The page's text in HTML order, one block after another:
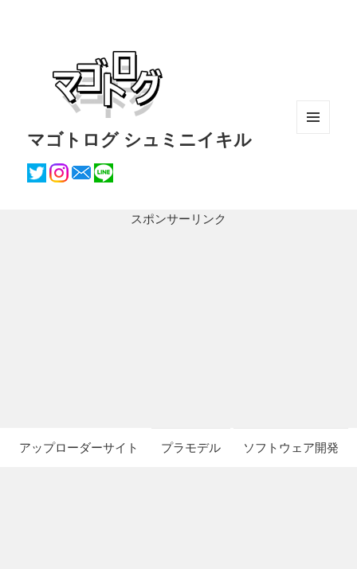
マゴトログ シュミニイキル
スポンサーリンク
アップローダーサイト プラモデル ソフトウェア開発